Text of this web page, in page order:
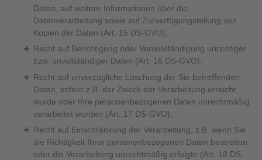
Daten, auf weitere Informationen über die
Datenverarbeitung sowie auf Zurverfügungstellung von
Kopien der Daten (Art. 15 DS-GVO);
Recht auf Berichtigung oder Vervollständigung unrichtiger
bzw. unvollständiger Daten (Art. 16 DS-GVO);
Recht auf unverzügliche Löschung der Sie betreffenden
Daten, sofern z.B. der Zweck der Verarbeitung erreicht
wurde oder Ihre personenbezogenen Daten unrechtmäßig
verarbeitet wurden (Art. 17 DS-GVO);
Recht auf Einschränkung der Verarbeitung, z.B. wenn Sie
die Richtigkeit Ihrer personenbezogenen Daten bestreiten
oder die Verarbeitung unrechtmäßig erfolgte (Art. 18 DS-